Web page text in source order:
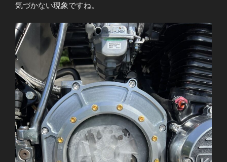
気づかない現象ですね。